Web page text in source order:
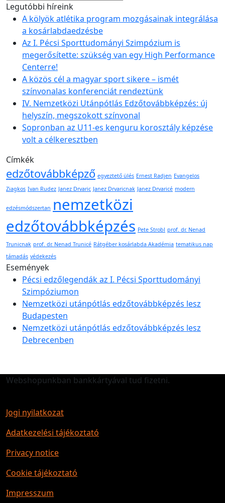
Legutóbbi híreink
A kölyök atlétika program mozgásainak integrálása
a kosárlabdaedzésbe
Az I. Pécsi Sporttudományi Szimpózium is
megerősítette: szükség van egy High Performance
Centerre!
A közös cél a magyar sport sikere – ismét
színvonalas konferenciát rendeztünk
IV. Nemzetközi Utánpótlás Edzőtovábbképzés: új
helyszín, megszokott színvonal
Sopronban az U11-es kenguru korosztály képzése
volt a célkeresztben
Címkék
edzőtovábbképző egyeztető ülés Ernest Radjen Evangelos
Ziagkos Ivan Rudez Janez Drvaric Janez Drvaricnak Janez Drvaricé modern
edzésmódszertan nemzetközi
edzőtovábbképzés Pete Strobl prof. dr. Nenad
Trunicnak prof. dr. Nenad Trunicé Rátgéber kosárlabda Akadémia tematikus nap
támadás védekezés
Események
Pécsi edzőlegendák az I. Pécsi Sporttudományi
Szimpóziumon
Nemzetközi utánpótlás edzőtovábbképzés lesz
Budapesten
Nemzetközi utánpótlás edzőtovábbképzés lesz
Debrecenben
Webshopunkban bankkártyával tud fizetni.
Jogi nyilatkozat
Adatkezelési tájékoztató
Privacy notice
Cookie tájékoztató
Impresszum